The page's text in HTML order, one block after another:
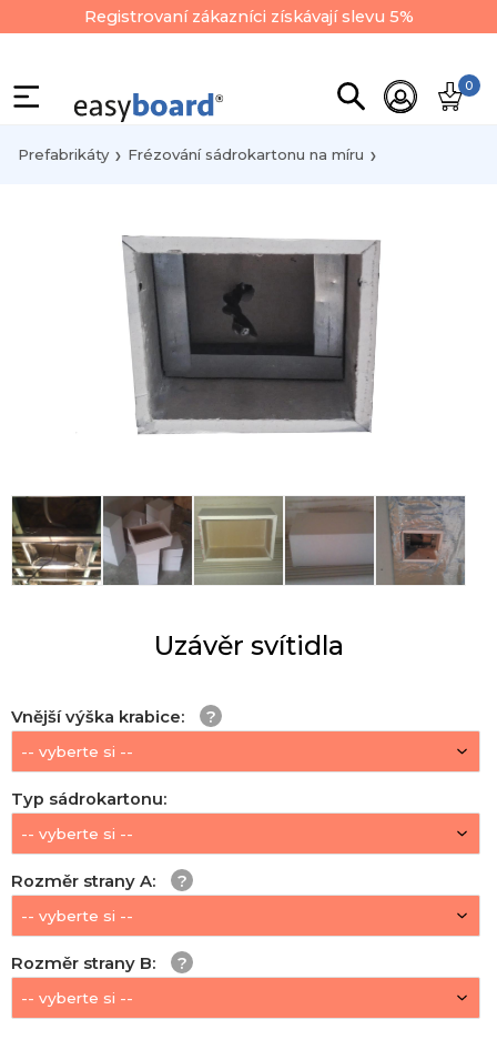
Registrovaní zákazníci získávají slevu 5%
0
Prefabrikáty Frézování sádrokartonu na míru
Uzávěr svítidla
Vnější výška krabice:
Typ sádrokartonu:
Rozměr strany A:
Rozměr strany B: